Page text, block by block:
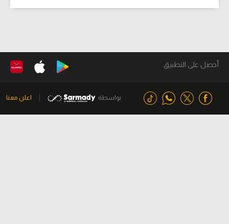
أحصل على التطبيق
بواسطة اعلن معنا